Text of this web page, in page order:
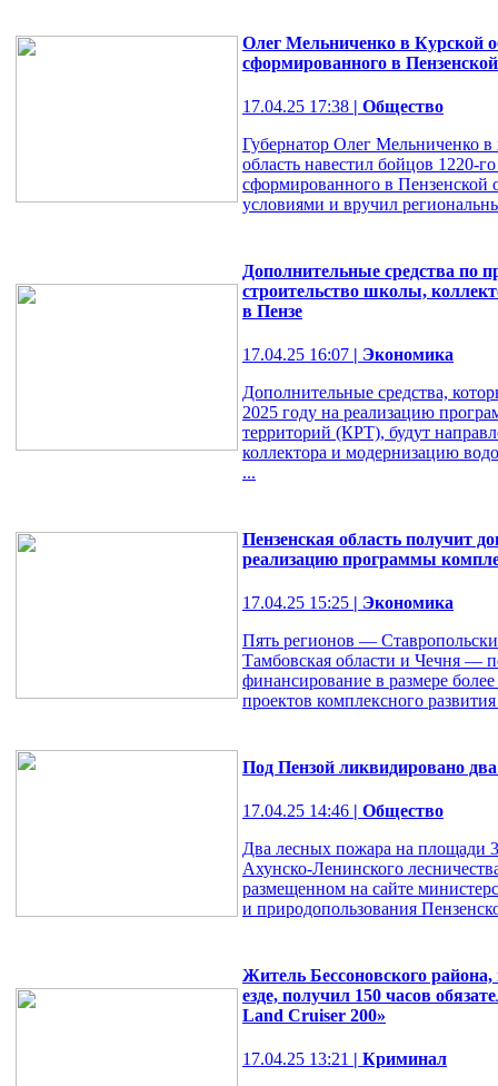
Олег Мельниченко в Курской
сформированного в
17.04.25 17:38 | Общество
Губернатор Олег Мельниченко
область навестил бойцов 1220-
сформированного в Пензенской
условиями и вручил
Дополнительные средства по
строительство школы,
в Пензе
17.04.25 16:07 | Экономика
Дополнительные средства,
2025 году на реализацию
территорий (КРТ), будут
коллектора и модернизацию
...
Пензенская область получит
реализацию программы
17.04.25 15:25 | Экономика
Пять регионов —
Тамбовская области и Чечня —
финансирование в размере
проектов комплексного
Под Пензой ликвидировано
17.04.25 14:46 | Общество
Два лесных пожара на площади
Ахунско-Ленинского
размещенном на сайте
и природопользования
Житель Бессоновского
езде, получил 150 часов
Land Cruiser 200»
17.04.25 13:21 | Криминал